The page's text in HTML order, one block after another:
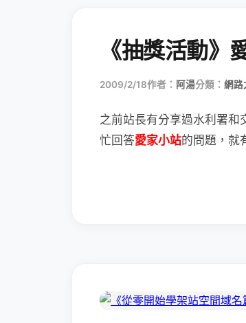
《抽獎活動》
2009/2/18作者： 阿湯分類： 網路
之前站長有分享過水利署和
忙回答愛家小站的問題，就